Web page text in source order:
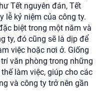
Tết nguyên đán, Tết
lễ kỷ niệm của công ty.
biệt trong một năm và
ty, đó cũng sẽ là dịp để
việc hoặc nơi ở. Giống
văn phòng trong những
làm việc, giúp cho các
và công ty trở nên gần